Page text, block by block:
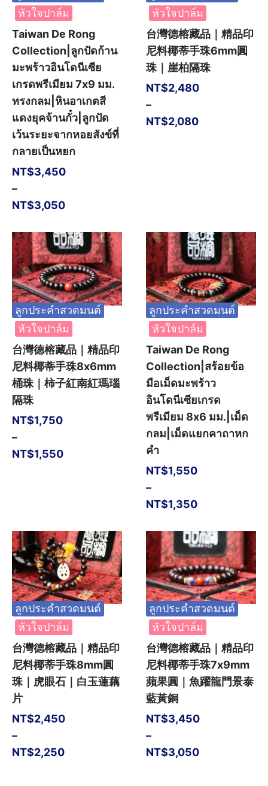
หัวใจปาล์ม
Taiwan De Rong
Collection|ลูกปัดก้าน
มะพร้าวอินโดนีเซีย
เกรดพรีเมียม 7x9 มม.
ทรงกลม|หินอาเกตสี
แดงยุคจ้านกั๋ว|ลูกปัด
เว้นระยะจากหอยสังข์ที่
กลายเป็นหยก
NT$3,050
–
NT$3,450
หัวใจปาล์ม
台灣德榕藏品｜精品印
尼料椰蒂手珠6mm圓
珠｜崖柏隔珠
NT$2,080
–
NT$2,480
ลูกประคำสวดมนต์
หัวใจปาล์ม
台灣德榕藏品｜精品印
尼料椰蒂手珠8x6mm
桶珠｜柿子紅南紅瑪瑙
隔珠
NT$1,550
–
NT$1,750
ลูกประคำสวดมนต์
หัวใจปาล์ม
Taiwan De Rong
Collection|สร้อยข้อ
มือเม็ดมะพร้าว
อินโดนีเซียเกรด
พรีเมียม 8x6 มม.|เม็ด
กลม|เม็ดแยกคาถาหก
คำ
NT$1,350
–
NT$1,550
ลูกประคำสวดมนต์
หัวใจปาล์ม
台灣德榕藏品｜精品印
尼料椰蒂手珠8mm圓
珠｜虎眼石｜白玉蓮藕
片
NT$2,250
–
NT$2,450
ลูกประคำสวดมนต์
หัวใจปาล์ม
台灣德榕藏品｜精品印
尼料椰蒂手珠7x9mm
蘋果圓｜魚躍龍門景泰
藍黃銅
NT$3,050
–
NT$3,450